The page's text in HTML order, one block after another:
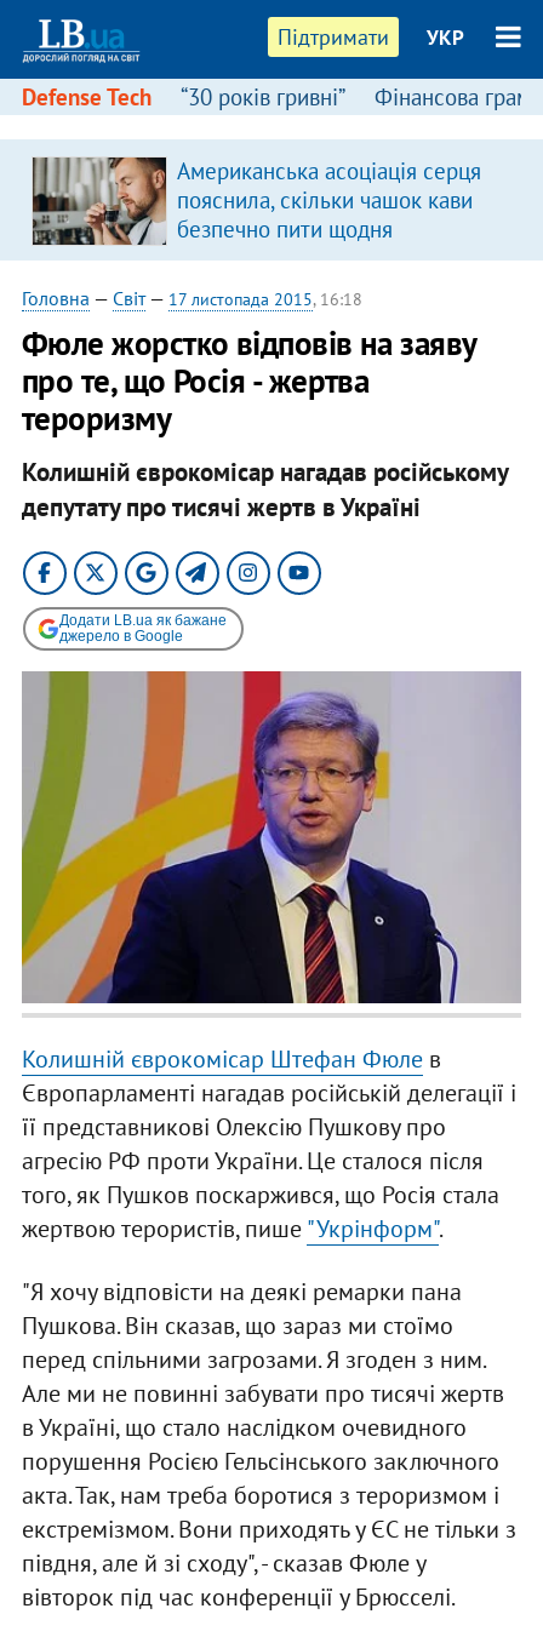
Підтримати УКР
Defense Tech “30 років гривні” Фінансова
Американська асоціація серця
пояснила, скільки чашок кави
безпечно пити щодня
Головна — Світ— 17 листопада 2015, 16:18
Фюле жорстко відповів на заяву
про те, що Росія - жертва
тероризму
Колишній єврокомісар нагадав російському
депутату про тисячі жертв в Україні
Додати LB.ua як бажане
джерело в Google
Колишній єврокомісар Штефан Фюлев
Європарламенті нагадав російській делегації і
її представникові Олексію Пушкову про
агресію РФ проти України. Це сталося після
того, як Пушков поскаржився, що Росія стала
жертвою терористів, пише"Укрінформ".
"Я хочу відповісти на деякі ремарки пана
Пушкова. Він сказав, що зараз ми стоїмо
перед спільними загрозами. Я згоден з ним.
Але ми не повинні забувати про тисячі жертв
в Україні, що стало наслідком очевидного
порушення Росією Гельсінського заключного
акта. Так, нам треба боротися з тероризмом і
екстремізмом. Вони приходять у ЄС не тільки з
півдня, але й зі сходу", - сказав Фюле у
вівторок під час конференції у Брюсселі.